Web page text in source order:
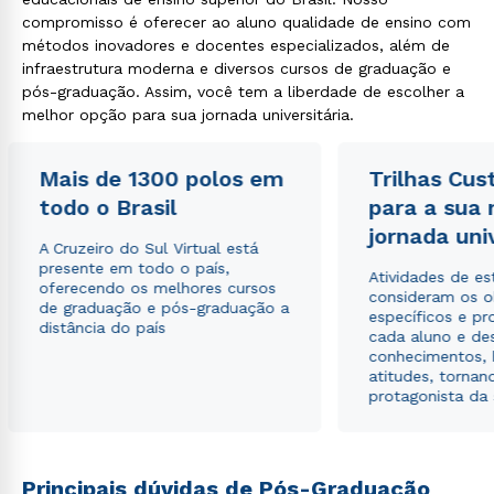
compromisso é oferecer ao aluno qualidade de ensino com
métodos inovadores e docentes especializados, além de
infraestrutura moderna e diversos cursos de graduação e
pós-graduação. Assim, você tem a liberdade de escolher a
melhor opção para sua jornada universitária.
Mais de 1300 polos em
todo o Brasil
A Cruzeiro do Sul Virtual está
presente em todo o país,
oferecendo os melhores cursos
de graduação e pós-graduação a
distância do país
Trilhas
para a sua
jornada
Atividades de
consideram os
específicos e
cada aluno e
conhecimentos,
atitudes,
protagonista da
Principais dúvidas de Pós-Graduação
e